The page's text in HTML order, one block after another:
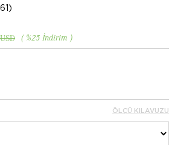
%25 İndirim
ÖLÇÜ KILAVUZU